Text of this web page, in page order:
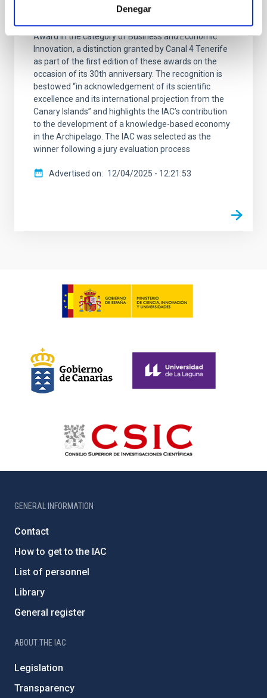
Denegar
The Instituto de Astrofísica de Canarias (IAC) has
been honoured with the Canary Islands Diamond
Award in the category of Business and Economic
Innovation, a distinction granted by Canal 4 Tenerife
as part of the first edition of these awards on the
occasion of its 30th anniversary. The recognition is
bestowed “in acknowledgement of its scientific
excellence and its international projection from the
Canary Islands” and highlights the IAC’s contribution
to the development of a knowledge-based economy
in the Archipelago. The IAC was selected as the
winner following a jury evaluation process
Advertised on 12/04/2025 - 12:21:53
GENERAL INFORMATION
Contact
How to get to the IAC
List of personnel
Library
General register
ABOUT THE IAC
Legislation
Transparency